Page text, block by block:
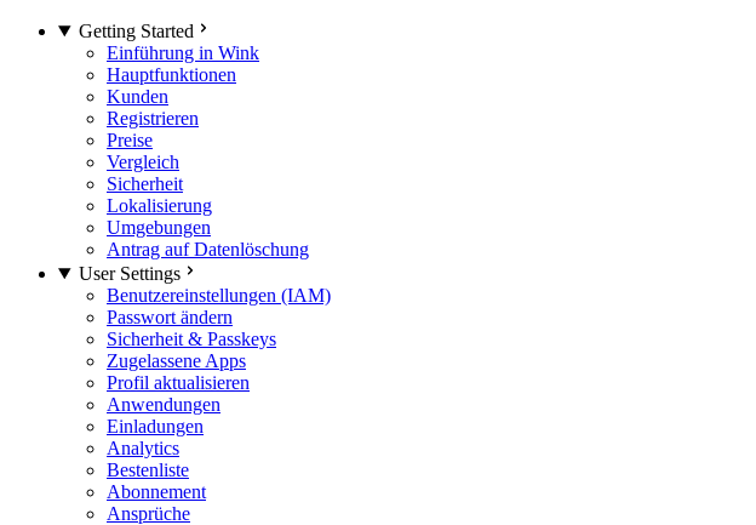
Getting Started
Einführung in Wink
Hauptfunktionen
Kunden
Registrieren
Preise
Vergleich
Sicherheit
Lokalisierung
Umgebungen
Antrag auf Datenlöschung
User Settings
Benutzereinstellungen (IAM)
Passwort ändern
Sicherheit & Passkeys
Zugelassene Apps
Profil aktualisieren
Anwendungen
Einladungen
Analytics
Bestenliste
Abonnement
Ansprüche